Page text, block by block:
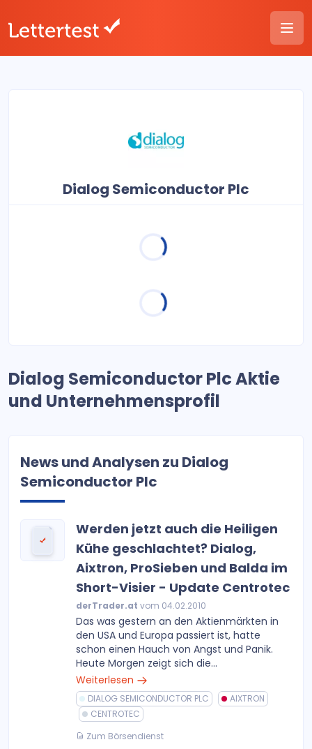
Dialog Semiconductor Plc
Dialog Semiconductor Plc Aktie
und Unternehmensprofil
News und Analysen zu Dialog
Semiconductor Plc
Werden jetzt auch die Heiligen
Kühe geschlachtet? Dialog,
Aixtron, ProSieben und Balda im
Short-Visier - Update Centrotec
derTrader.at vom 04.02.2010
Das was gestern an den Aktienmärkten in
den USA und Europa passiert ist, hatte
schon einen Hauch von Angst und Panik.
Heute Morgen zeigt sich die...
Weiterlesen
DIALOG SEMICONDUCTOR PLC
AIXTRON
CENTROTEC
Zum Börsendienst